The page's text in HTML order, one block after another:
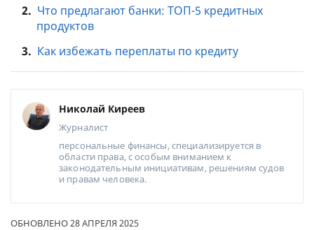
2. Что предлагают банки: ТОП-5 кредитных
продуктов
3. Как избежать переплаты по кредиту
Николай Киреев
Журналист
персональные финансы, специализируется в
области права, с особым вниманием к
законодательным инициативам, решениям судов
и правам человека.
ОБНОВЛЕНО 28 АПРЕЛЯ 2025